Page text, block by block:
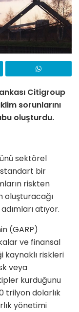
Citigroup
sorunlarını
oluşturdu.
sektörel
bir
riskten
oluşturacağı
atıyor.
(GARP)
ve finansal
kaynaklı riskleri
veya
kurduğunu
trilyon dolarlık
yönetimi